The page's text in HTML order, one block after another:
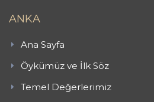
ANKA
Ana Sayfa
Öykümüz ve İlk Söz
Temel Değerlerimiz